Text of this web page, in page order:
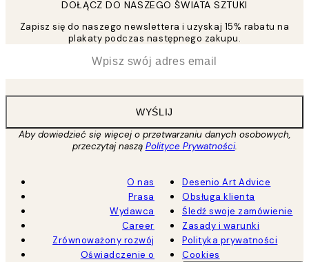
DOŁĄCZ DO NASZEGO ŚWIATA SZTUKI
Zapisz się do naszego newslettera i uzyskaj 15% rabatu na
plakaty podczas następnego zakupu.
WYŚLIJ
Aby dowiedzieć się więcej o przetwarzaniu danych osobowych,
przeczytaj naszą Polityce Prywatności.
O nas
Prasa
Wydawca
Career
Zrównoważony rozwój
Oświadczenie o
Desenio Art Advice
Obsługa klienta
Śledź swoje zamówienie
Zasady i warunki
Polityka prywatności
Cookies